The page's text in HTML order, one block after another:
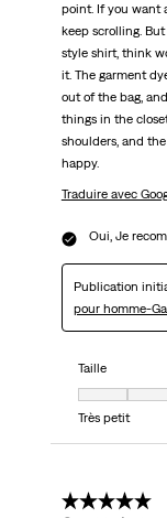
point. If you want
keep scrolling.
style shirt, think
it. The garment
out of the bag,
things in the
shoulders, and
happy.
Traduire avec
Oui, Je
Publication
pour homme-
Taille
Taille, 4 sur 7,
Très petit
5 étoile(s) sur